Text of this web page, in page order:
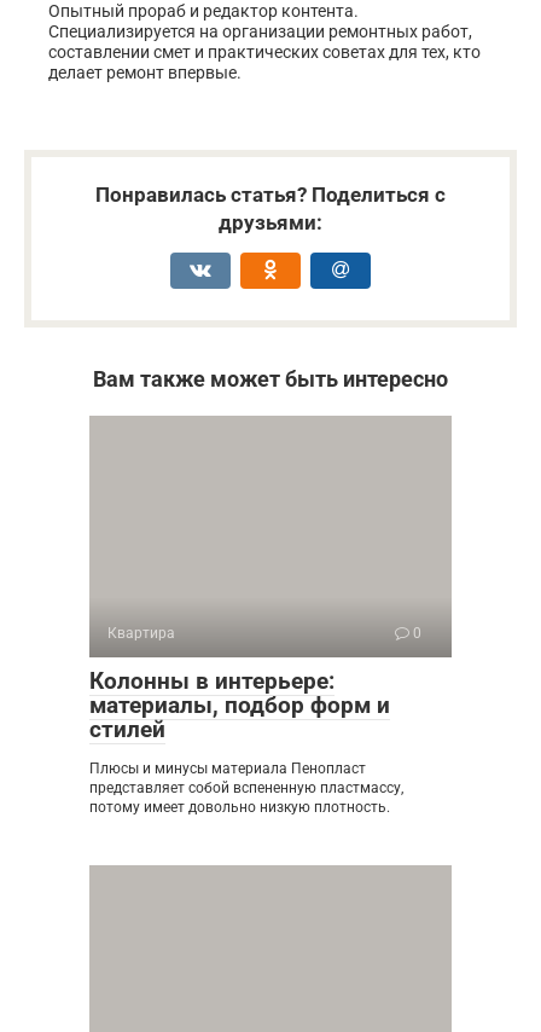
Опытный прораб и редактор контента.
Специализируется на организации ремонтных работ,
составлении смет и практических советах для тех, кто
делает ремонт впервые.
Понравилась статья? Поделиться с
друзьями:
Вам также может быть интересно
Квартира 0
Колонны в интерьере:
материалы, подбор форм и
стилей
Плюсы и минусы материала Пенопласт
представляет собой вспененную пластмассу,
потому имеет довольно низкую плотность.